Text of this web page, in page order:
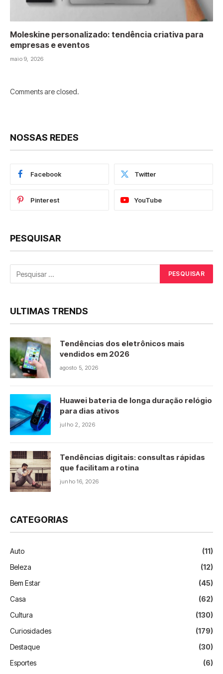
Moleskine personalizado: tendência criativa para
empresas e eventos
maio 9, 2026
Comments are closed.
NOSSAS REDES
Facebook Twitter
Pinterest YouTube
PESQUISAR
ULTIMAS TRENDS
Tendências dos eletrônicos mais
vendidos em 2026
agosto 5, 2026
Huawei bateria de longa duração relógio
para dias ativos
julho 2, 2026
Tendências digitais: consultas rápidas
que facilitam a rotina
junho 16, 2026
CATEGORIAS
Auto
(11)
Beleza
(12)
Bem Estar
(45)
Casa
(62)
Cultura
(130)
Curiosidades
(179)
Destaque
(30)
Esportes
(6)